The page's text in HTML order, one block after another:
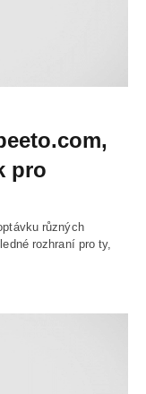
pro
různých
rozhraní pro ty,